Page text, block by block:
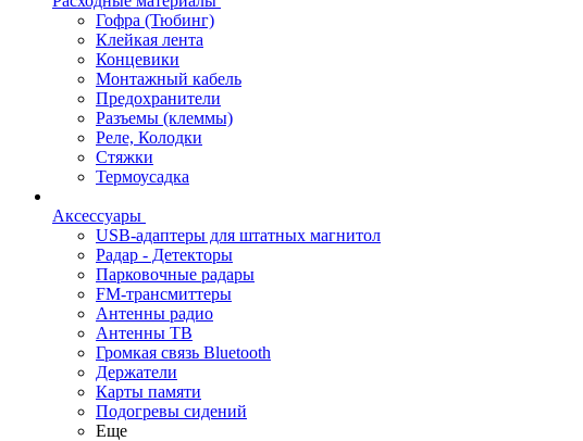
Гофра (Тюбинг)
Клейкая лента
Концевики
Монтажный кабель
Предохранители
Разъемы (клеммы)
Реле, Колодки
Стяжки
Термоусадка
Аксессуары
USB-адаптеры для штатных магнитол
Радар - Детекторы
Парковочные радары
FM-трансмиттеры
Антенны радио
Антенны ТВ
Громкая связь Bluetooth
Держатели
Карты памяти
Подогревы сидений
Еще